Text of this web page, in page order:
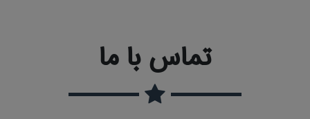
تماس با ما